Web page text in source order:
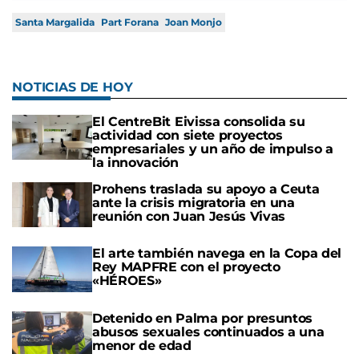
Santa Margalida Part Forana Joan Monjo
NOTICIAS DE HOY
El CentreBit Eivissa consolida su
actividad con siete proyectos
empresariales y un año de impulso a
la innovación
Prohens traslada su apoyo a Ceuta
ante la crisis migratoria en una
reunión con Juan Jesús Vivas
El arte también navega en la Copa del
Rey MAPFRE con el proyecto
«HÉROES»
Detenido en Palma por presuntos
abusos sexuales continuados a una
menor de edad